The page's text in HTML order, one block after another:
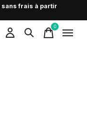
sans frais à partir
0items